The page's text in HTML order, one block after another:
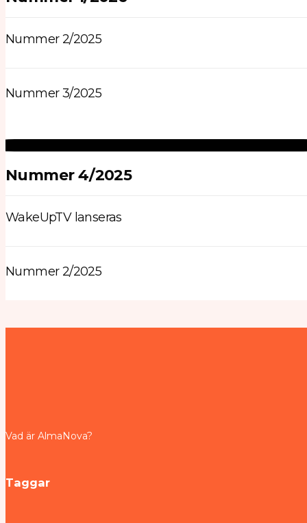
Nummer 2/2025
Nummer 3/2025
Nummer 4/2025
WakeUpTV lanseras
Nummer 2/2025
Vad är AlmaNova?
Taggar